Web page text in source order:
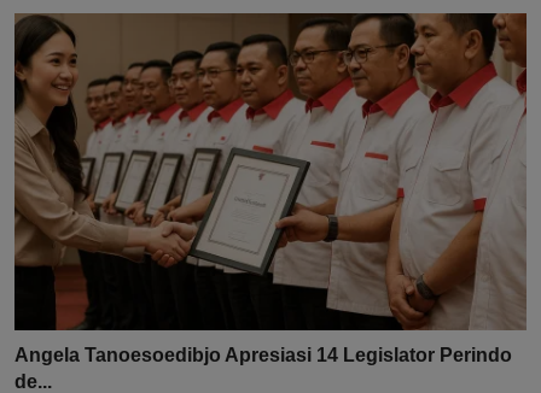
Angela Tanoesoedibjo Apresiasi 14 Legislator Perindo
de...